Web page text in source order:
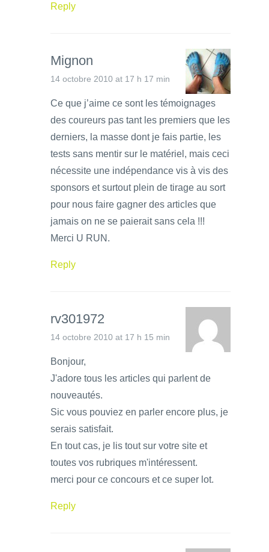
Reply
Mignon
14 octobre 2010 at 17 h 17 min
Ce que j’aime ce sont les témoignages
des coureurs pas tant les premiers que les
derniers, la masse dont je fais partie, les
tests sans mentir sur le matériel, mais ceci
nécessite une indépendance vis à vis des
sponsors et surtout plein de tirage au sort
pour nous faire gagner des articles que
jamais on ne se paierait sans cela !!!
Merci U RUN.
Reply
rv301972
14 octobre 2010 at 17 h 15 min
Bonjour,
J'adore tous les articles qui parlent de
nouveautés.
Sic vous pouviez en parler encore plus, je
serais satisfait.
En tout cas, je lis tout sur votre site et
toutes vos rubriques m'intéressent.
merci pour ce concours et ce super lot.
Reply